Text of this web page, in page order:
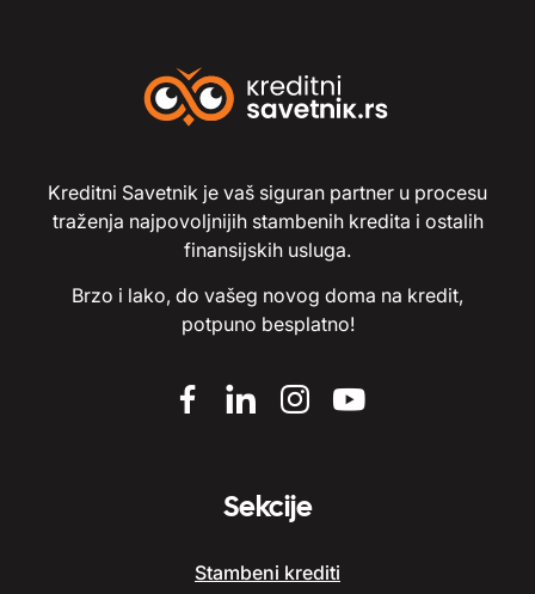
Kreditni Savetnik je vaš siguran partner u procesu
traženja najpovoljnijih stambenih kredita i ostalih
finansijskih usluga.
Brzo i lako, do vašeg novog doma na kredit,
potpuno besplatno!
Sekcije
Stambeni krediti